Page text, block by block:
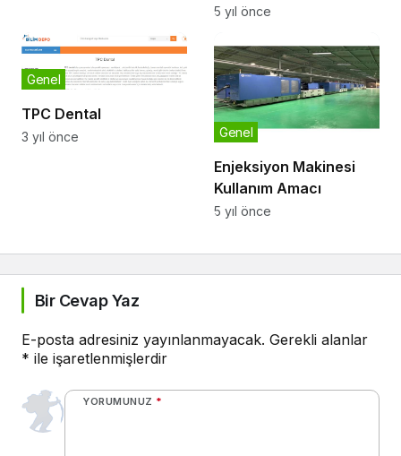
Konsollara Geliyor
5 yıl önce
TPC Dental
Genel
3 yıl önce
Enjeksiyon Makinesi
Kullanım Amacı
Genel
5 yıl önce
Bir Cevap Yaz
E-posta adresiniz yayınlanmayacak. Gerekli alanlar
* ile işaretlenmişlerdir
YORUMUNUZ *